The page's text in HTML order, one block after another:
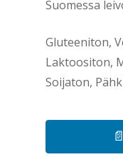
Suomessa
Gluteeniton,
Laktoositon,
Soijaton,